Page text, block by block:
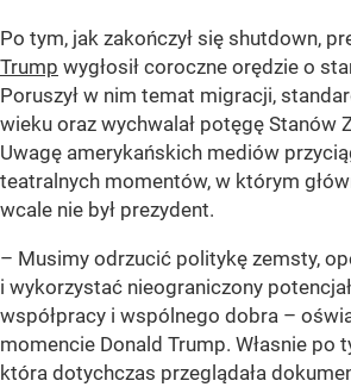
Po tym, jak zakończył się shutdown,
Trump wygłosił coroczne orędzie o
Poruszył w nim temat migracji,
wieku oraz wychwalał potęgę Stanów
Uwagę amerykańskich mediów
teatralnych momentów, w którym
wcale nie był prezydent.
– Musimy odrzucić politykę zemsty,
i wykorzystać nieograniczony
współpracy i wspólnego dobra –
momencie Donald Trump. Własnie po
która dotychczas przeglądała